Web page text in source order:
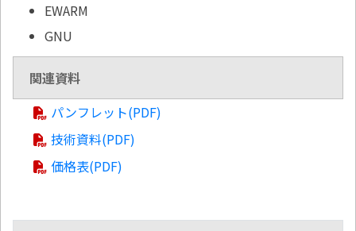
EWARM
GNU
関連資料
パンフレット(PDF)
技術資料(PDF)
価格表(PDF)